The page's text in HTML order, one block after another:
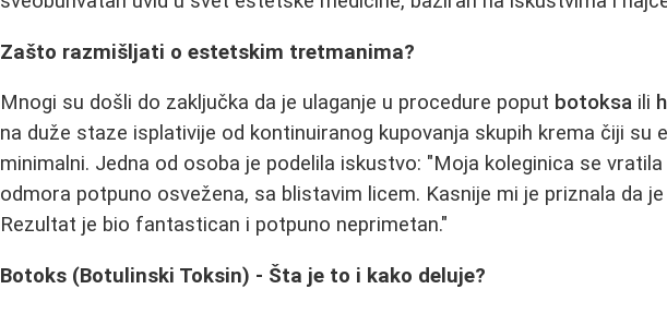
Zašto razmišljati o estetskim tretmanima?
Mnogi su došli do zaključka da je ulaganje u procedure poput botoksa ili
na duže staze isplativije od kontinuiranog kupovanja skupih krema čiji su
minimalni. Jedna od osoba je podelila iskustvo: "Moja koleginica se
odmora potpuno osvežena, sa blistavim licem. Kasnije mi je priznala da
Rezultat je bio fantastican i potpuno neprimetan."
Botoks (Botulinski Toksin) - Šta je to i kako deluje?